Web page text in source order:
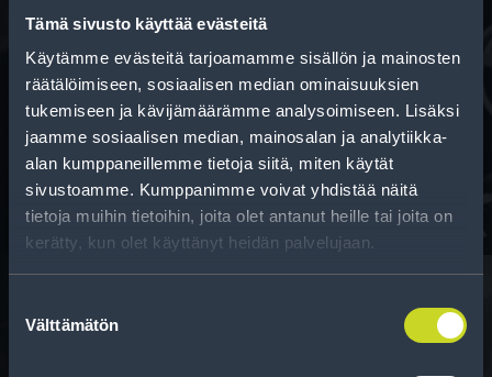
Tämä sivusto käyttää evästeitä
Käytämme evästeitä tarjoamamme sisällön ja mainosten
räätälöimiseen, sosiaalisen median ominaisuuksien
tukemiseen ja kävijämäärämme analysoimiseen. Lisäksi
jaamme sosiaalisen median, mainosalan ja analytiikka-
alan kumppaneillemme tietoja siitä, miten käytät
sivustoamme. Kumppanimme voivat yhdistää näitä
tietoja muihin tietoihin, joita olet antanut heille tai joita on
kerätty, kun olet käyttänyt heidän palvelujaan.
valinta
Välttämätön
Rahoitus
Tee ostoksesi RengasCenter-tilillä. Saat
maksuaikaa renkaillesi.